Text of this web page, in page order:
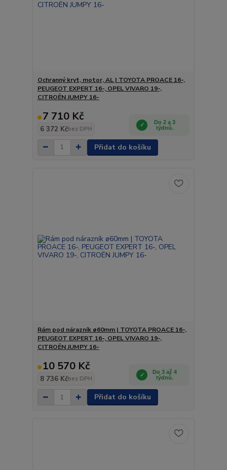
Ochranný kryt, motor, AL | TOYOTA PROACE 16-,
PEUGEOT EXPERT 16-, OPEL VIVARO 19-,
CITROËN JUMPY 16-
7 710 Kč
6 372 Kčbez DPH
Do 2 a 3
týdnů.
Přidat do košíku
Rám pod nárazník ø60mm | TOYOTA PROACE 16-,
PEUGEOT EXPERT 16-, OPEL VIVARO 19-,
CITROËN JUMPY 16-
10 570 Kč
8 736 Kčbez DPH
Do 3 až 4
týdnů.
Přidat do košíku